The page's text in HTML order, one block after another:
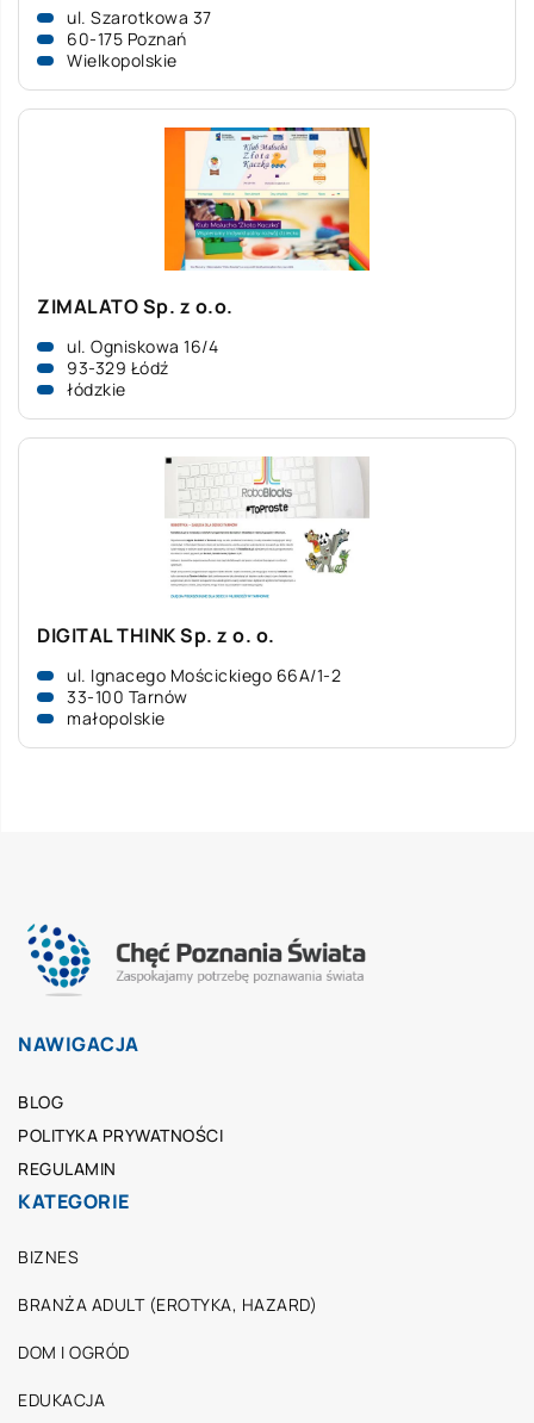
ul. Szarotkowa 37
60-175 Poznań
Wielkopolskie
ZIMALATO Sp. z o.o.
ul. Ogniskowa 16/4
93-329 Łódź
łódzkie
DIGITAL THINK Sp. z o. o.
ul. Ignacego Mościckiego 66A/1-2
33-100 Tarnów
małopolskie
NAWIGACJA
BLOG
POLITYKA PRYWATNOŚCI
REGULAMIN
KATEGORIE
BIZNES
BRANŻA ADULT (EROTYKA, HAZARD)
DOM I OGRÓD
EDUKACJA